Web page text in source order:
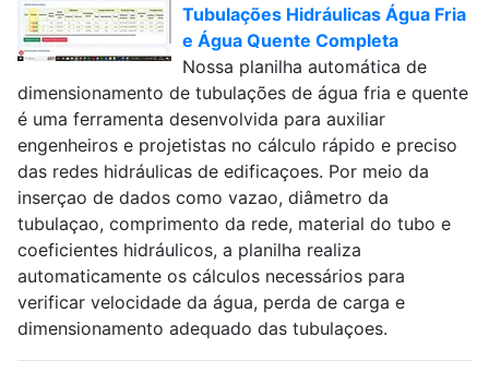
Tubulações Hidráulicas Água Fria
e Água Quente Completa
Nossa planilha automática de
dimensionamento de tubulações de água fria e quente
é uma ferramenta desenvolvida para auxiliar
engenheiros e projetistas no cálculo rápido e preciso
das redes hidráulicas de edificaçoes. Por meio da
inserçao de dados como vazao, diâmetro da
tubulaçao, comprimento da rede, material do tubo e
coeficientes hidráulicos, a planilha realiza
automaticamente os cálculos necessários para
verificar velocidade da água, perda de carga e
dimensionamento adequado das tubulaçoes.